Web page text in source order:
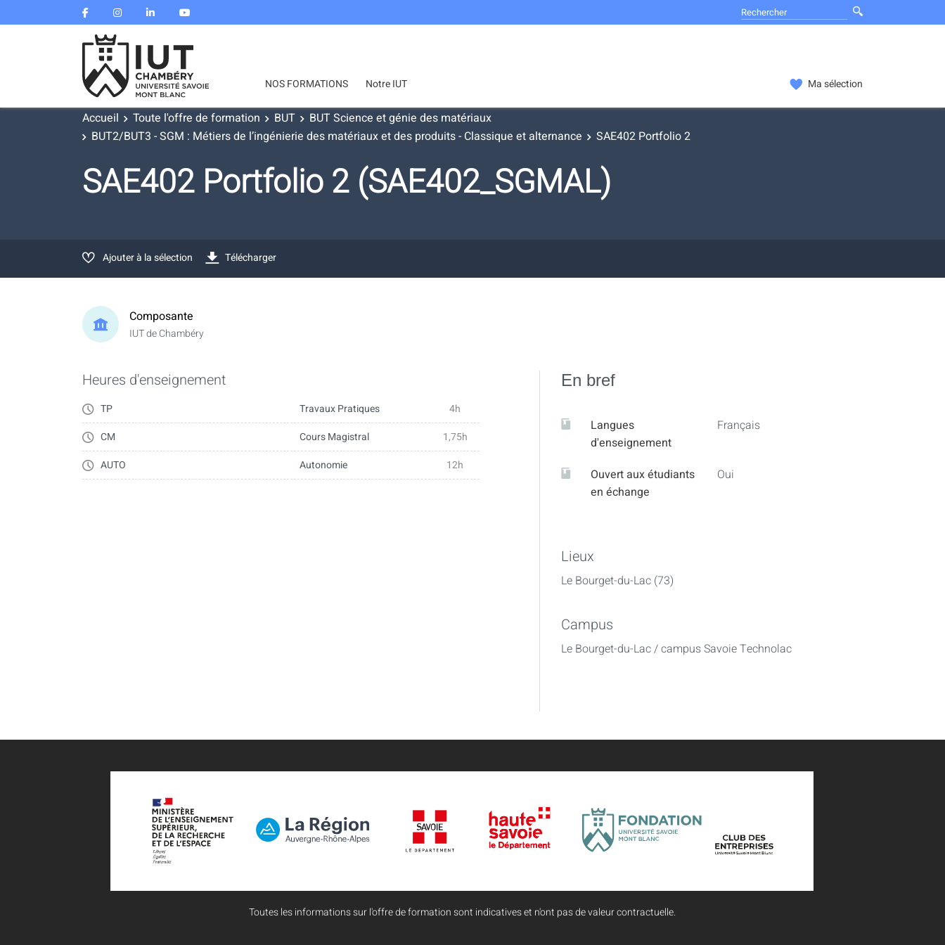
NOS FORMATIONS Notre IUT Ma sélection
Accueil Toute l'offre de formation BUT
BUT Science et génie des matériaux
BUT2/BUT3 - SGM : Métiers de l’ingénierie des matériaux et des produits - Classique et alternance
SAE402 Portfolio 2
SAE402 Portfolio 2 (SAE402_SGMAL)
Ajouter à la sélection Télécharger
Composante
IUT de Chambéry
Heures d'enseignement
TP Travaux Pratiques
4h
CM
Cours Magistral
1,75h
AUTO
Autonomie 12h
En bref
Langues
d'enseignement
Français
Ouvert aux étudiants
en échange
Oui
Lieux
Le Bourget-du-Lac (73)
Campus
Le Bourget-du-Lac / campus Savoie Technolac
Toutes les informations sur l'offre de formation sont indicatives et n'ont pas de valeur contractuelle.